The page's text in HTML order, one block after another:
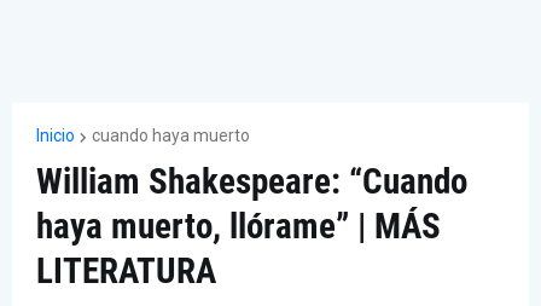
Inicio cuando haya muerto
William Shakespeare: “Cuando
haya muerto, llórame” | MÁS
LITERATURA